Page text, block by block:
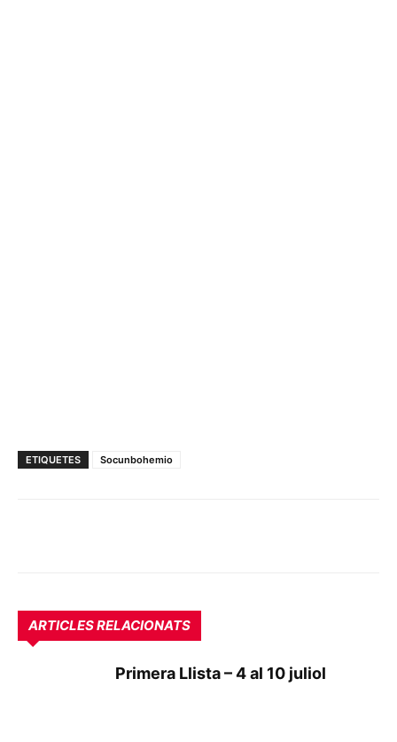
ETIQUETES Socunbohemio
ARTICLES RELACIONATS
Primera Llista – 4 al 10 juliol